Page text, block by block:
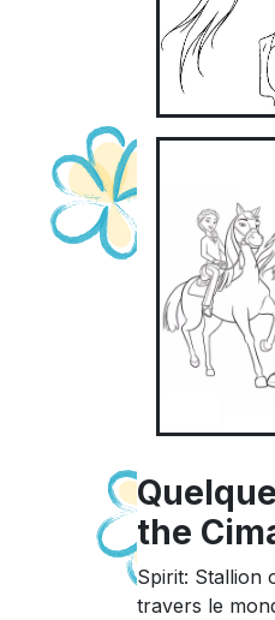
the
Spirit: Stallion
travers le